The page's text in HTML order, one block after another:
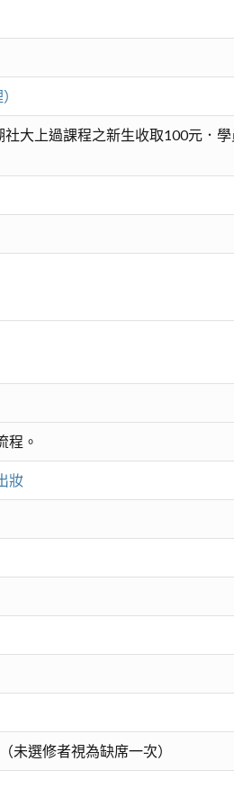
大上過課程之新生收取100元．
程。
妝
未選修者視為缺席一次）